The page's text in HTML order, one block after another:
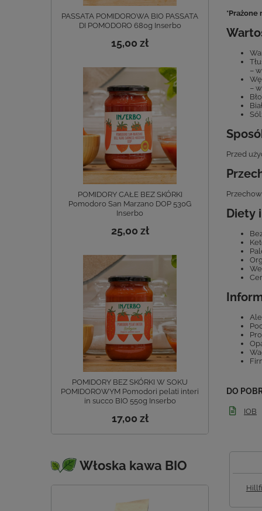
PASSATA POMIDOROWA BIO PASSATA
DI POMODORO 680g Inserbo
15,00 zł
POMIDORY CAŁE BEZ SKÓRKI
Pomodoro San Marzano DOP 530G
Inserbo
25,00 zł
POMIDORY BEZ SKÓRKI W SOKU
POMIDOROWYM Pomodori pelati interi
in succo BIO 550g Inserbo
17,00 zł
Włoska kawa BIO
*Prażone
–
–
Przed
Diety
DO
IOB